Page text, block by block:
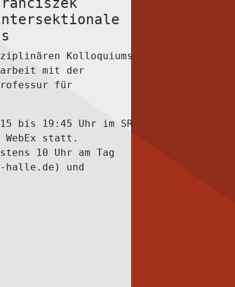
Kolloquiums
mit der
für
bis 19:45 Uhr im SR
WebEx statt.
10 Uhr am Tag
halle.de) und